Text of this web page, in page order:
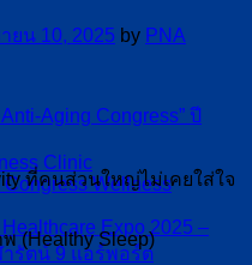
Aging Congress” ปี
Clinic
Congress Wellness
Expo 2025 –
รัตน์ 9 แอร์พอร์ต
ยน 10, 2025 by PNA
ที่คนส่วนใหญ่ไม่เคยใส่ใจ
(Healthy Sleep)